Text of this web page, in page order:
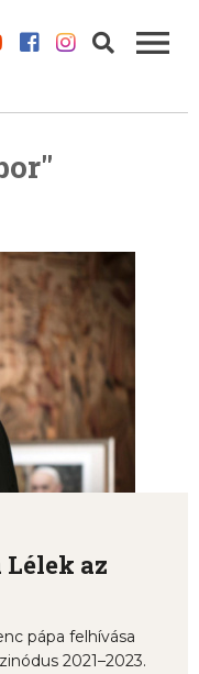
az
pápa felhívása
2021–2023.